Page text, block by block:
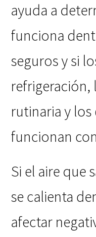
ayuda a
funciona
seguros y si
rutinaria y
funcionan
Si el aire que
se calienta
afectar